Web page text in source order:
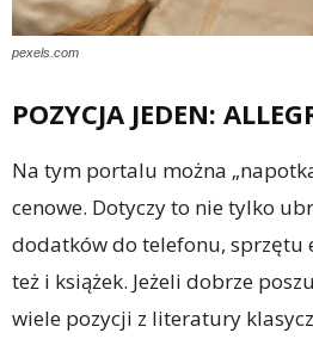
pexels.com
POZYCJA JEDEN:
Na tym portalu można
cenowe. Dotyczy to nie tylko
dodatków do telefonu, sprzętu
też i książek. Jeżeli dobrze
wiele pozycji z literatury